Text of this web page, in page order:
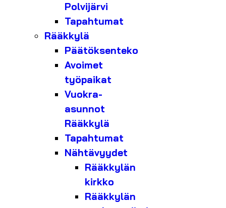
Polvijärvi
Tapahtumat
Rääkkylä
Päätöksenteko
Avoimet
työpaikat
Vuokra-
asunnot
Rääkkylä
Tapahtumat
Nähtävyydet
Rääkkylän
kirkko
Rääkkylän